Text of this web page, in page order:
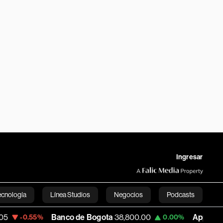
Ingresar
Línea Studios Negocios Podcasts
English
Banco de Bogota 38,800.00 0.00% Apple 309.25